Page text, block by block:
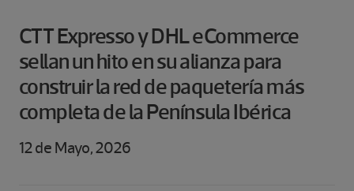
CTT Expresso y DHL eCommerce
sellan un hito en su alianza para
construir la red de paquetería más
completa de la Península Ibérica
12 de Mayo, 2026